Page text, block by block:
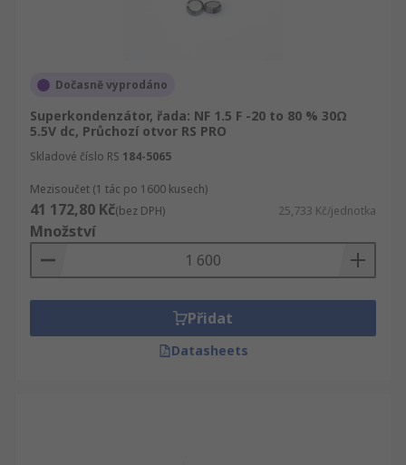
Dočasně vyprodáno
Superkondenzátor, řada: NF 1.5 F -20 to 80 % 30Ω
5.5V dc, Průchozí otvor RS PRO
Skladové číslo RS 184-5065
Mezisoučet (1 tác po 1600 kusech)
41 172,80 Kč(bez DPH) 25,733 Kč/jednotka
Množství
Přidat
Datasheets